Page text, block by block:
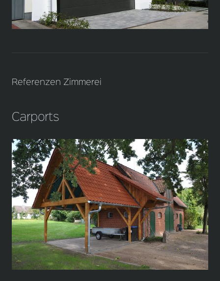
Referenzen Zimmerei
Carports